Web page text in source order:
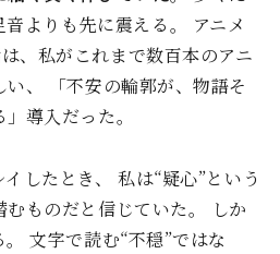
よりも先に震える――。 アニメ
、私がこれまで数百本のアニ
、 「不安の輪郭が、物語そ
導入だった。
したとき、 私は“疑心”という
ものだと信じていた。 しか
文字で読む“不穏”ではな